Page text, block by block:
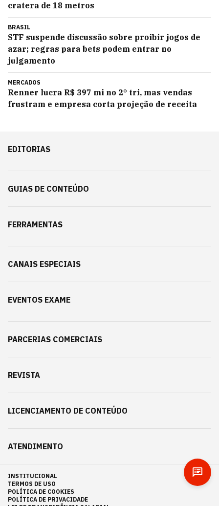
cratera de 18 metros
BRASIL
STF suspende discussão sobre proibir jogos de
azar; regras para bets podem entrar no
julgamento
MERCADOS
Renner lucra R$ 397 mi no 2° tri, mas vendas
frustram e empresa corta projeção de receita
EDITORIAS
GUIAS DE CONTEÚDO
FERRAMENTAS
CANAIS ESPECIAIS
EVENTOS EXAME
PARCERIAS COMERCIAIS
REVISTA
LICENCIAMENTO DE CONTEÚDO
ATENDIMENTO
INSTITUCIONAL
TERMOS DE USO
POLÍTICA DE COOKIES
POLÍTICA DE PRIVACIDADE